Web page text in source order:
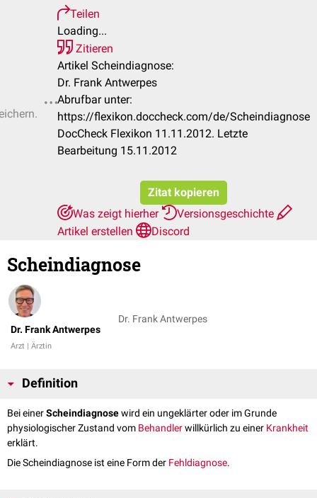
Teilen
Loading...
Zitieren
Artikel Scheindiagnose:
Dr. Frank Antwerpes
Abrufbar unter:
https://flexikon.doccheck.com/de/Scheindiagnose
DocCheck Flexikon 11.11.2012. Letzte
Bearbeitung 15.11.2012
Zitat kopieren
Was zeigt hierher
Versionsgeschichte
Artikel erstellen
Discord
Scheindiagnose
Dr. Frank Antwerpes
Arzt | Ärztin
Dr. Frank Antwerpes
Definition
Bei einerScheindiagnosewird ein ungeklärter oder im Grunde
physiologischer Zustand vom Behandlerwillkürlich zu einer Krankheit
erklärt.
Die Scheindiagnose ist eine Form der Fehldiagnose.